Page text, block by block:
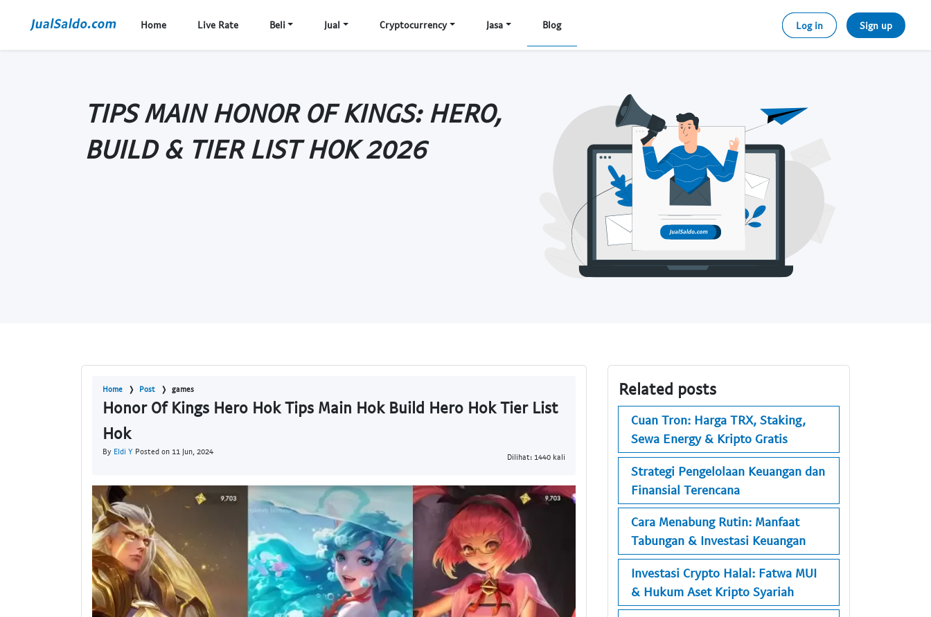
Home Live Rate Beli Jual Cryptocurrency Jasa Blog Log in Sign up
TIPS MAIN HONOR OF KINGS: HERO,
BUILD & TIER LIST HOK 2026
Home Post games
Honor Of Kings Hero Hok Tips Main Hok Build Hero Hok Tier List
Hok
By Eldi Y Posted on 11 Jun, 2024
Dilihat: 1440 kali
Related posts
Cuan Tron: Harga TRX, Staking,
Sewa Energy & Kripto Gratis
Strategi Pengelolaan Keuangan dan
Finansial Terencana
Cara Menabung Rutin: Manfaat
Tabungan & Investasi Keuangan
Investasi Crypto Halal: Fatwa MUI
& Hukum Aset Kripto Syariah